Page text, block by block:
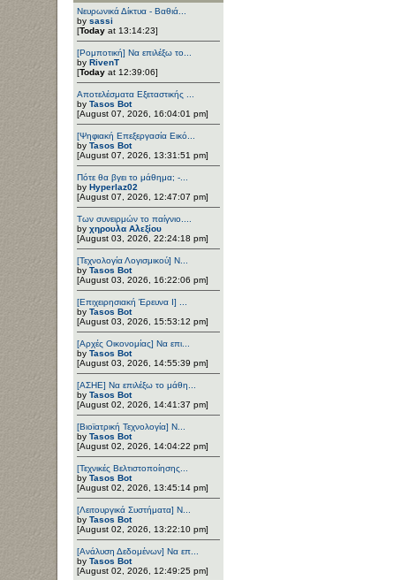
Νευρωνικά Δίκτυα - Βαθιά...
by sassi
[Today at 13:14:23]
[Ρομποτική] Να επιλέξω το...
by RivenT
[Today at 12:39:06]
Αποτελέσματα Εξεταστικής ...
by Tasos Bot
[August 07, 2026, 16:04:01 pm]
[Ψηφιακή Επεξεργασία Εικό...
by Tasos Bot
[August 07, 2026, 13:31:51 pm]
Πότε θα βγει το μάθημα; -...
by Hyperlaz02
[August 07, 2026, 12:47:07 pm]
Των συνειρμών το παίγνιο....
by χηρουλα Αλεξίου
[August 03, 2026, 22:24:18 pm]
[Τεχνολογία Λογισμικού] Ν...
by Tasos Bot
[August 03, 2026, 16:22:06 pm]
[Επιχειρησιακή Έρευνα Ι] ...
by Tasos Bot
[August 03, 2026, 15:53:12 pm]
[Αρχές Οικονομίας] Να επι...
by Tasos Bot
[August 03, 2026, 14:55:39 pm]
[ΑΣΗΕ] Να επιλέξω το μάθη...
by Tasos Bot
[August 02, 2026, 14:41:37 pm]
[Βιοϊατρική Τεχνολογία] Ν...
by Tasos Bot
[August 02, 2026, 14:04:22 pm]
[Τεχνικές Βελτιστοποίησης...
by Tasos Bot
[August 02, 2026, 13:45:14 pm]
[Λειτουργικά Συστήματα] Ν...
by Tasos Bot
[August 02, 2026, 13:22:10 pm]
[Ανάλυση Δεδομένων] Να επ...
by Tasos Bot
[August 02, 2026, 12:49:25 pm]